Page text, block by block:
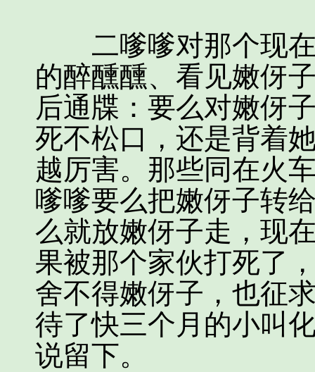
二嗲嗲对那个现在
的醉醺醺、看见嫩伢
后通牒：要么对嫩伢
死不松口，还是背着
越厉害。那些同在火
嗲嗲要么把嫩伢子转
么就放嫩伢子走，现
果被那个家伙打死了
舍不得嫩伢子，也征
待了快三个月的小叫
说留下。